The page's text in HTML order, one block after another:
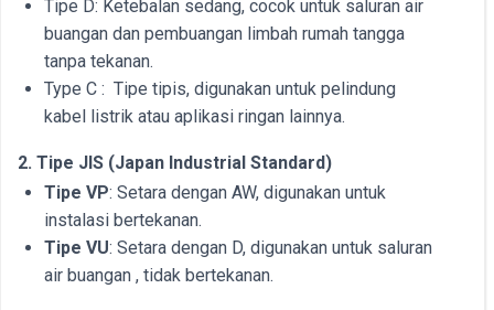
Tipe D: Ketebalan sedang, cocok untuk saluran air
buangan dan pembuangan limbah rumah tangga
tanpa tekanan.
Type C : Tipe tipis, digunakan untuk pelindung
kabel listrik atau aplikasi ringan lainnya.
2. Tipe JIS (Japan Industrial Standard)
Tipe VP: Setara dengan AW, digunakan untuk
instalasi bertekanan.
Tipe VU: Setara dengan D, digunakan untuk saluran
air buangan , tidak bertekanan.